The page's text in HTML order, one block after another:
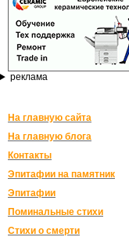
реклама
На главную сайта
На главную блога
Контакты
Эпитафии на памятник
Эпитафии
Поминальные стихи
Стихи о смерти